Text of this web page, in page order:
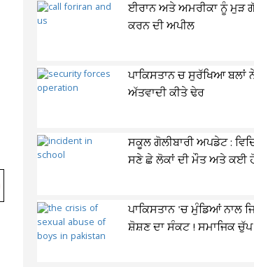
ਈਰਾਨ ਅਤੇ ਅਮਰੀਕਾ ਨੂੰ ਮੁੜ
ਕਰਨ ਦੀ ਅਪੀਲ
ਪਾਕਿਸਤਾਨ ਚ ਸੁਰੱਖਿਆ ਬਲਾਂ
ਅੱਤਵਾਦੀ ਕੀਤੇ ਢੇਰ
ਸਕੂਲ ਗੋਲੀਬਾਰੀ ਅਪਡੇਟ :
ਸਣੇ ਛੇ ਲੋਕਾਂ ਦੀ ਮੌਤ ਅਤੇ ਕਈ
ਪਾਕਿਸਤਾਨ 'ਚ ਮੁੰਡਿਆਂ ਨਾਲ
ਸ਼ੋਸ਼ਣ ਦਾ ਸੰਕਟ ! ਸਮਾਜਿਕ ਚੁੱਪ